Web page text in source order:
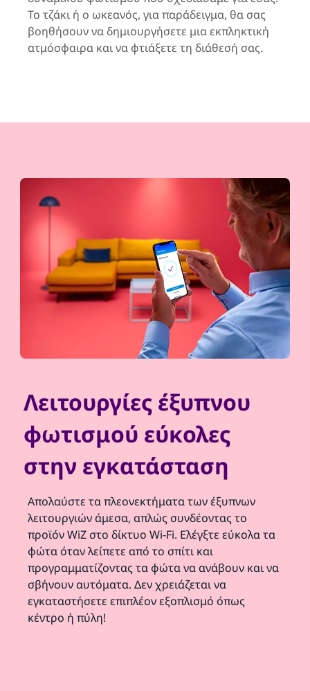
Το τζάκι ή ο ωκεανός, για παράδειγμα, θα σας
βοηθήσουν να δημιουργήσετε μια εκπληκτική
ατμόσφαιρα και να φτιάξετε τη διάθεσή σας.
Λειτουργίες έξυπνου
φωτισμού εύκολες
στην εγκατάσταση
Απολαύστε τα πλεονεκτήματα των έξυπνων
λειτουργιών άμεσα, απλώς συνδέοντας το
προϊόν WiZ στο δίκτυο Wi-Fi. Ελέγξτε εύκολα τα
φώτα όταν λείπετε από το σπίτι και
προγραμματίζοντας τα φώτα να ανάβουν και να
σβήνουν αυτόματα. Δεν χρειάζεται να
εγκαταστήσετε επιπλέον εξοπλισμό όπως
κέντρο ή πύλη!